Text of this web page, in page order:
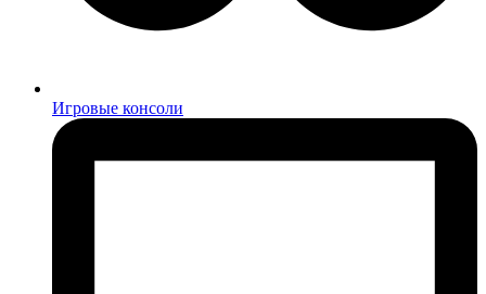
Игровые консоли